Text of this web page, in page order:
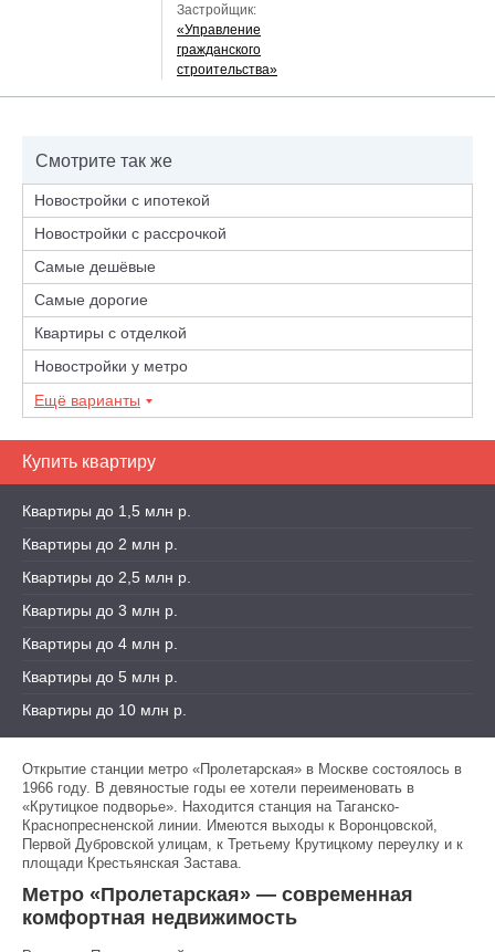
Застройщик:
«Управление
гражданского
строительства»
Смотрите так же
Новостройки с ипотекой
Новостройки с рассрочкой
Самые дешёвые
Самые дорогие
Квартиры с отделкой
Новостройки у метро
Ещё варианты
Купить квартиру
Квартиры до 1,5 млн р.
Квартиры до 2 млн р.
Квартиры до 2,5 млн р.
Квартиры до 3 млн р.
Квартиры до 4 млн р.
Квартиры до 5 млн р.
Квартиры до 10 млн р.
Открытие станции метро «Пролетарская» в Москве состоялось в
1966 году. В девяностые годы ее хотели переименовать в
«Крутицкое подворье». Находится станция на Таганско-
Краснопресненской линии. Имеются выходы к Воронцовской,
Первой Дубровской улицам, к Третьему Крутицкому переулку и к
площади Крестьянская Застава.
Метро «Пролетарская» — современная
комфортная недвижимость